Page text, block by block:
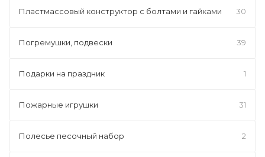
Пластмассовый конструктор с болтами и гайками 30
Погремушки, подвески 39
Подарки на праздник 1
Пожарные игрушки 31
Полесье песочный набор 2